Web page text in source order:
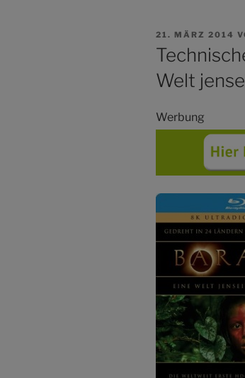
AM
21. MÄRZ 2014
Welt
Werbung